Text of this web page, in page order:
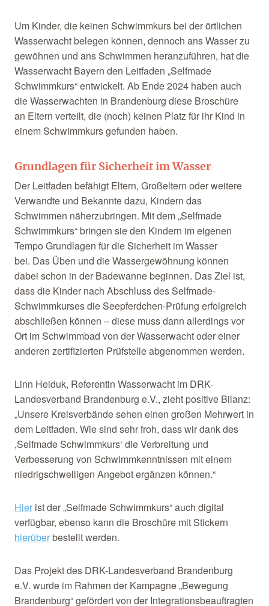
Um Kinder, die keinen Schwimmkurs bei der örtlichen
Wasserwacht belegen können, dennoch ans Wasser zu
gewöhnen und ans Schwimmen heranzuführen, hat die
Wasserwacht Bayern den Leitfaden „Selfmade
Schwimmkurs“ entwickelt. Ab Ende 2024 haben auch
die Wasserwachten in Brandenburg diese Broschüre
an Eltern verteilt, die (noch) keinen Platz für ihr Kind in
einem Schwimmkurs gefunden haben.
Grundlagen für Sicherheit im Wasser
Der Leitfaden befähigt Eltern, Großeltern oder weitere
Verwandte und Bekannte dazu, Kindern das
Schwimmen näherzubringen. Mit dem „Selfmade
Schwimmkurs“ bringen sie den Kindern im eigenen
Tempo Grundlagen für die Sicherheit im Wasser
bei. Das Üben und die Wassergewöhnung können
dabei schon in der Badewanne beginnen. Das Ziel ist,
dass die Kinder nach Abschluss des Selfmade-
Schwimmkurses die Seepferdchen-Prüfung erfolgreich
abschließen können – diese muss dann allerdings vor
Ort im Schwimmbad von der Wasserwacht oder einer
anderen zertifizierten Prüfstelle abgenommen werden.
Linn Heiduk, Referentin Wasserwacht im DRK-
Landesverband Brandenburg e.V., zieht positive Bilanz:
„Unsere Kreisverbände sehen einen großen Mehrwert in
dem Leitfaden. Wie sind sehr froh, dass wir dank des
,Selfmade Schwimmkurs‘ die Verbreitung und
Verbesserung von Schwimmkenntnissen mit einem
niedrigschwelligen Angebot ergänzen können.“
Hierist der „Selfmade Schwimmkurs“ auch digital
verfügbar, ebenso kann die Broschüre mit Stickern
hierüberbestellt werden.
Das Projekt des DRK-Landesverband Brandenburg
e.V. wurde im Rahmen der Kampagne „Bewegung
Brandenburg“ gefördert von der Integrationsbeauftragten